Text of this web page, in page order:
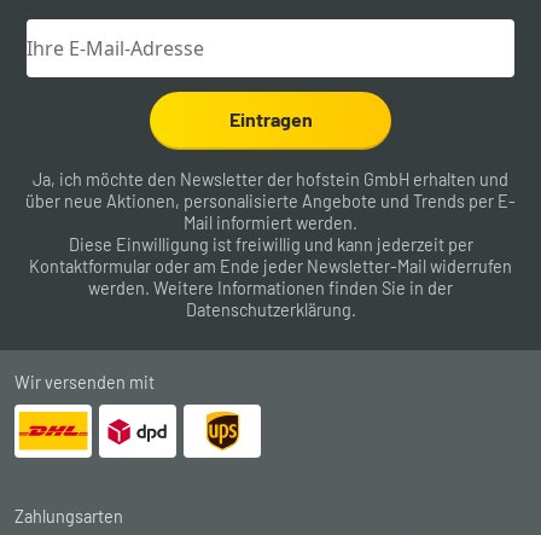
Eintragen
Ja, ich möchte den Newsletter der hofstein GmbH erhalten und
über neue Aktionen, personalisierte Angebote und Trends per E-
Mail informiert werden.
Diese Einwilligung ist freiwillig und kann jederzeit per
Kontaktformular oder am Ende jeder Newsletter-Mail widerrufen
werden. Weitere Informationen finden Sie in der
Datenschutzerklärung.
Wir versenden mit
Zahlungsarten